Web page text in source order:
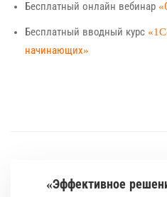
Бесплатный онлайн вебинар
Бесплатный вводный курс
начинающих»
«Эффективное